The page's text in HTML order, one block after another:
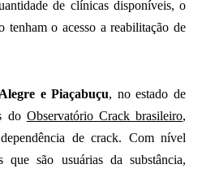
de clínicas disponíveis, o
tenham o acesso a reabilitação de
e Piaçabuçu, no estado de
do Observatório Crack brasileiro,
de crack. Com nível
que são usuárias da substância,